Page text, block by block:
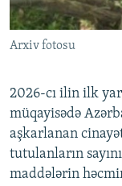
Arxiv fotosu
2026-cı ilin ilk
müqayisədə
aşkarlanan
tutulanların
maddələrin